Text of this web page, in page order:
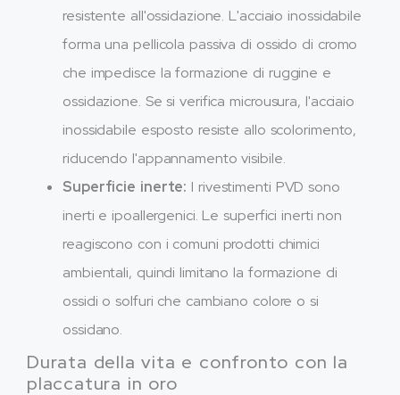
resistente all'ossidazione. L'acciaio inossidabile
forma una pellicola passiva di ossido di cromo
che impedisce la formazione di ruggine e
ossidazione. Se si verifica microusura, l'acciaio
inossidabile esposto resiste allo scolorimento,
riducendo l'appannamento visibile.
Superficie inerte: I rivestimenti PVD sono
inerti e ipoallergenici. Le superfici inerti non
reagiscono con i comuni prodotti chimici
ambientali, quindi limitano la formazione di
ossidi o solfuri che cambiano colore o si
ossidano.
Durata della vita e confronto con la
placcatura in oro